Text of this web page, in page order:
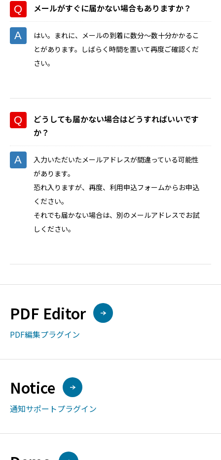
メールがすぐに届かない場合もありますか？
はい。まれに、メールの到着に数分〜数十分かかるこ
とがあります。しばらく時間を置いて再度ご確認くだ
さい。
どうしても届かない場合はどうすればいいです
か？
入力いただいたメールアドレスが間違っている可能性
があります。
恐れ入りますが、再度、利用申込フォームからお申込
ください。
それでも届かない場合は、別のメールアドレスでお試
しください。
PDF Editor
PDF編集プラグイン
Notice
通知サポートプラグイン